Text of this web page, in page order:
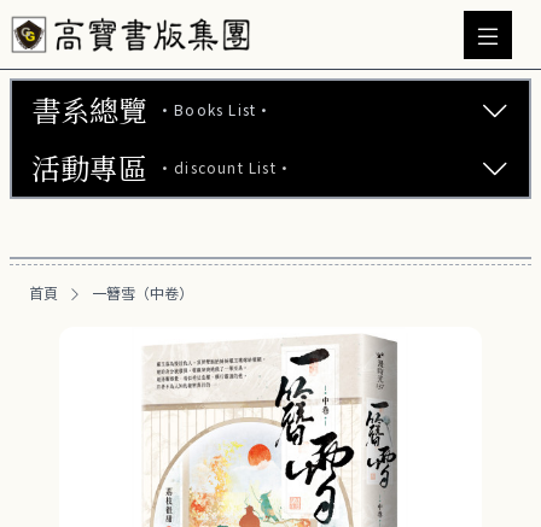
書系總覽 ·Books List·
文學小說 (737)
醫療保健 (55)
親子教養 (13)
人文史哲 (73)
活動專區 ·discount List·
【2本7折】高寶小說系列全圖鑑書展
【2套7折】高寶小說系列全圖鑑書展
【66折】高寶小說系列全圖鑑書展
首頁 一簪雪（中卷）